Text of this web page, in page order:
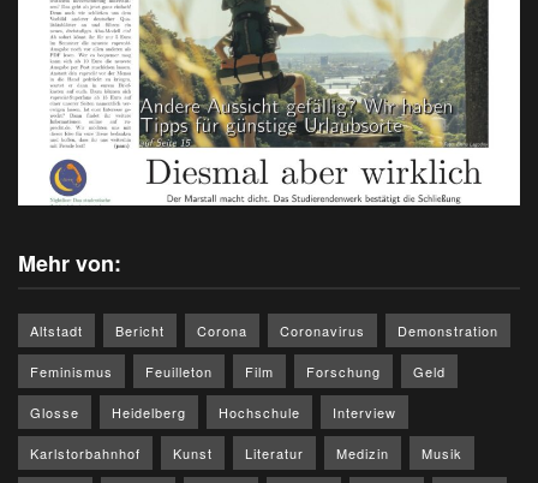
Mehr von:
Altstadt Bericht Corona Coronavirus Demonstration
Feminismus Feuilleton Film Forschung Geld
Glosse Heidelberg Hochschule Interview
Karlstorbahnhof Kunst Literatur Medizin Musik